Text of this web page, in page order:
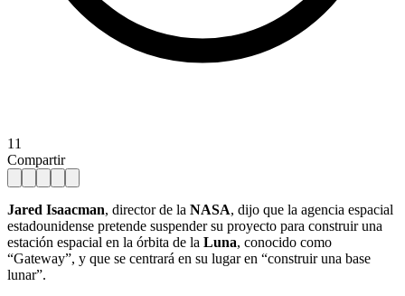
11
Compartir
Jared Isaacman, director de la NASA, dijo que la agencia espacial
estadounidense pretende suspender su proyecto para construir una
estación espacial en la órbita de la Luna, conocido como
“Gateway”, y que se centrará en su lugar en “construir una base
lunar”.